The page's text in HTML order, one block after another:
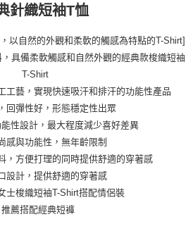
針織短袖T恤
以自然的外觀和柔軟的觸感為特點的T-Shirt]
具備柔軟觸感和自然外觀的經典款梭織短袖
T-Shirt
工藝，實現快速吸汗和排汗的功能性產品
回彈性好，形態穩定性出眾
性設計，最大程度減少喜好差異
感與功能性，無年齡限制
，方便打理的同時提供舒適的穿著感
設計，提供舒適的穿著感
士梭織短袖T-Shirt搭配情侶裝
薦搭配經典短褲